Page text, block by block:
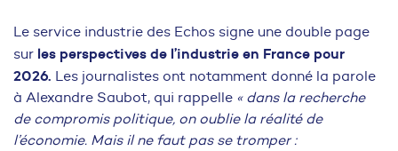
Le service industrie des Echos signe une double page
sur les perspectives de l’industrie en France pour
2026. Les journalistes ont notamment donné la parole
à Alexandre Saubot, qui rappelle « dans la recherche
de compromis politique, on oublie la réalité de
l’économie. Mais il ne faut pas se tromper :